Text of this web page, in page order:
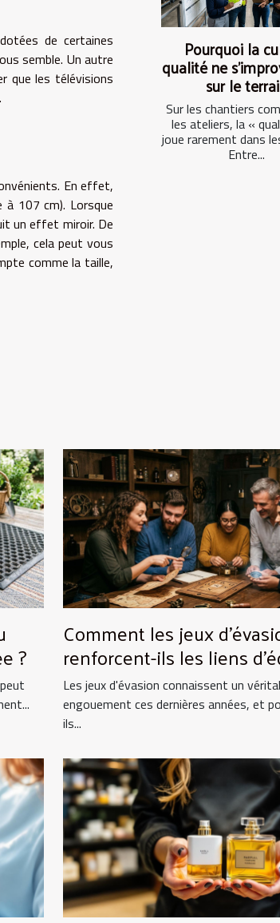
de certaines
semble. Un autre
que les télévisions
En effet,
107 cm). Lorsque
un effet miroir. De
cela peut vous
comme la taille,
Pourquoi la
qualité ne
sur le
Sur les chantiers
les ateliers, la «
joue rarement dans
Entre...
?
Comment les jeux
renforcent-ils les liens
Les jeux d'évasion connaissent un
engouement ces dernières années, et
ils...